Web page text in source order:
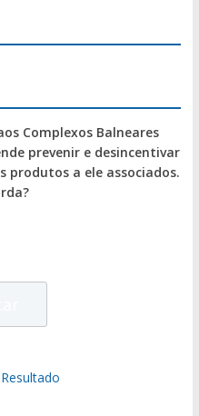
Complexos Balneares
prevenir e desincentivar
produtos a ele associados.